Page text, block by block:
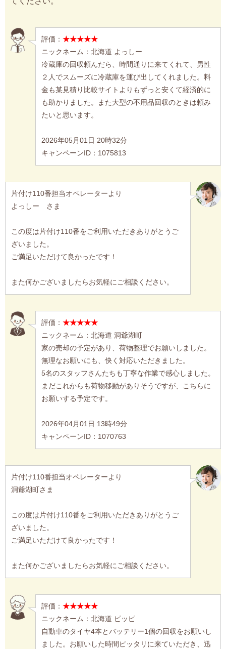
評価： ★★★★★
ニックネーム：北海道 よっしー
冷蔵庫の回収頼んだら、時間通りに来てくれて、男性
２人でスムーズに冷蔵庫を運び出してくれました。料
金も某見積り比較サイトよりもずっと安くて経済的に
も助かりました。また大型の不用品回収のときは頼み
たいと思います。
2026年05月01日 20時32分
キャンペーンID：1075813
片付け110番担当オペレーターより
よっしー さま
この度は片付け110番をご利用いただきありがとうご
ざいました。
ご満足いただけて良かったです！
また何かございましたらお気軽にご相談ください。
評価： ★★★★★
ニックネーム：北海道 洞爺湖町
家の売却の予定があり、荷物整理でお願いしました。
無理なお願いにも、快く対応いただきました。
5名のスタッフさんたちも丁寧な作業で感心しました。
まだこれからも荷物移動がありそうですが、こちらに
お願いする予定です。
2026年04月01日 13時49分
キャンペーンID：1070763
片付け110番担当オペレーターより
洞爺湖町さま
この度は片付け110番をご利用いただきありがとうご
ざいました。
ご満足いただけて良かったです！
また何かございましたらお気軽にご相談ください。
評価： ★★★★★
ニックネーム：北海道 ピッピ
自動車のタイヤ4本とバッテリー1個の回収をお願いし
ました。お願いした時間ピッタリに来ていただき、迅